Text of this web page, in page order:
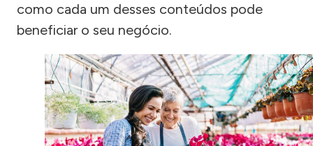
como cada um desses conteúdos pode
beneficiar o seu negócio.